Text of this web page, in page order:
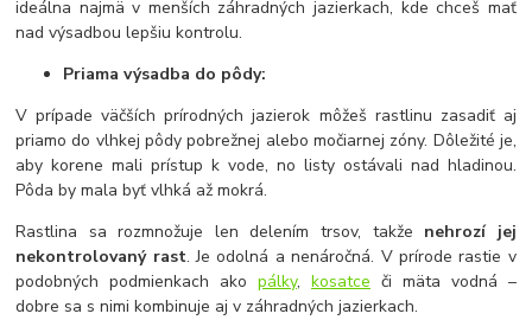
ideálna najmä v menších záhradných jazierkach, kde chceš mať
nad výsadbou lepšiu kontrolu.
Priama výsadba do pôdy:
V prípade väčších prírodných jazierok môžeš rastlinu zasadiť aj
priamo do vlhkej pôdy pobrežnej alebo močiarnej zóny. Dôležité je,
aby korene mali prístup k vode, no listy ostávali nad hladinou.
Pôda by mala byť vlhká až mokrá.
Rastlina sa rozmnožuje len delením trsov, takže nehrozí jej
nekontrolovaný rast. Je odolná a nenáročná. V prírode rastie v
podobných podmienkach akopálky, kosatce či mäta vodná –
dobre sa s nimi kombinuje aj v záhradných jazierkach.